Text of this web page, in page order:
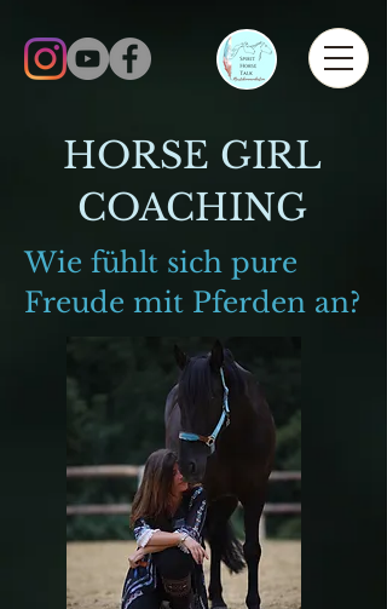
HORSE GIRL
COACHING
Wie fühlt sich pure
Freude mit Pferden an?